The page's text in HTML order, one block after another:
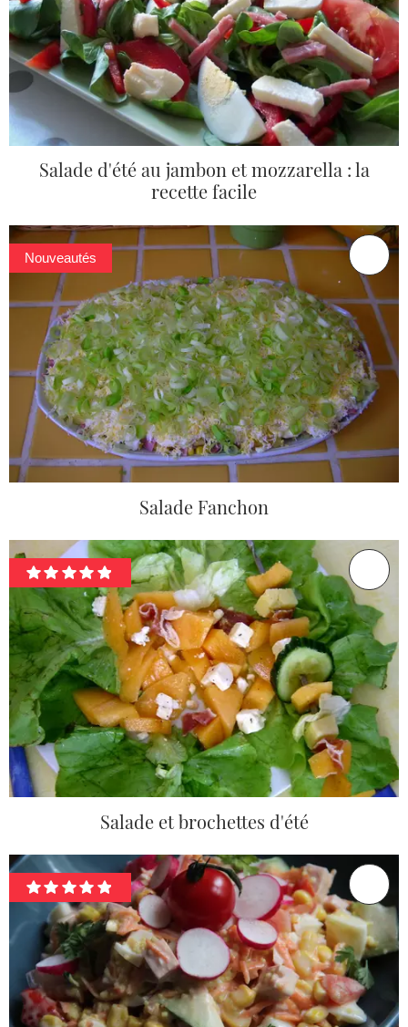
Salade d'été au jambon et mozzarella : la
recette facile
Nouveautés
Salade Fanchon
Salade et brochettes d'été